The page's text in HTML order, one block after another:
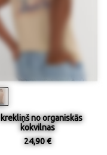
no organiskās
kokvilnas
24,90 €